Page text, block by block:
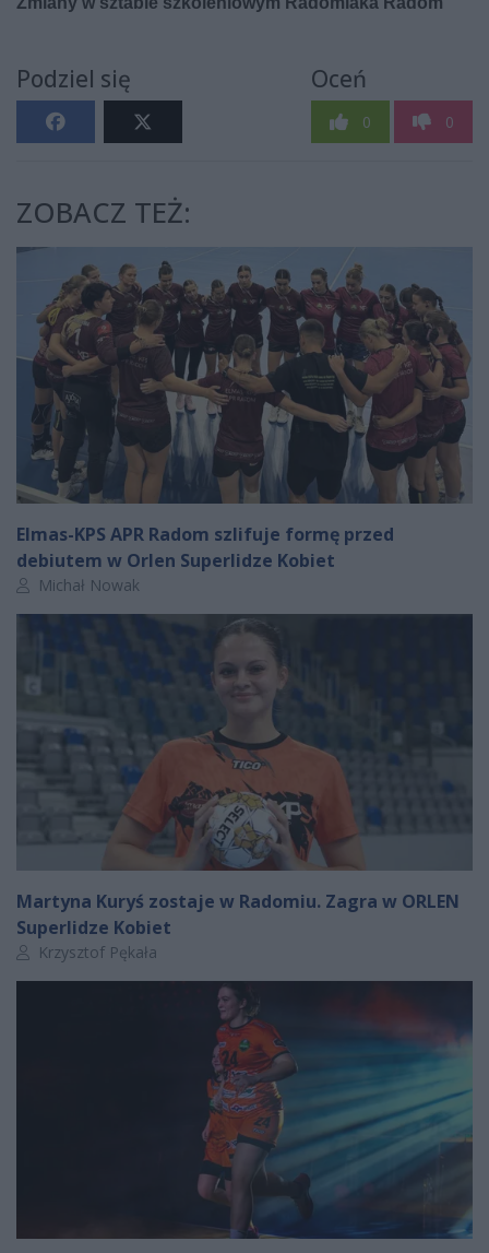
Podziel się Oceń
0 0
ZOBACZ TEŻ:
Elmas-KPS APR Radom szlifuje formę przed
debiutem w Orlen Superlidze Kobiet
Autor artykułu:
Michał Nowak
Martyna Kuryś zostaje w Radomiu. Zagra w ORLEN
Superlidze Kobiet
Autor artykułu:
Krzysztof Pękała